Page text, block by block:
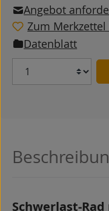
Angebot
Zum
Datenblatt
Schwerlast-